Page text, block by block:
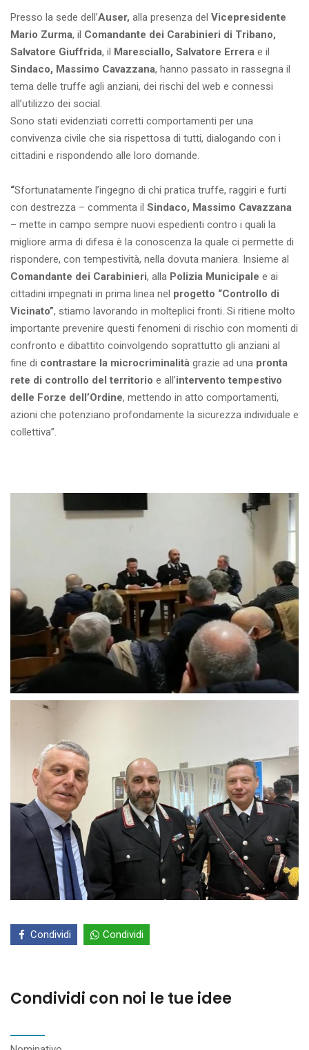
Presso la sede dell’Auser, alla presenza del Vicepresidente
Mario Zurma, il Comandante dei Carabinieri di Tribano,
Salvatore Giuffrida, il Maresciallo, Salvatore Errera e il
Sindaco, Massimo Cavazzana, hanno passato in rassegna il
tema delle truffe agli anziani, dei rischi del web e connessi
all’utilizzo dei social.
Sono stati evidenziati corretti comportamenti per una
convivenza civile che sia rispettosa di tutti, dialogando con i
cittadini e rispondendo alle loro domande.
“Sfortunatamente l’ingegno di chi pratica truffe, raggiri e furti
con destrezza – commenta il Sindaco, Massimo Cavazzana
– mette in campo sempre nuovi espedienti contro i quali la
migliore arma di difesa è la conoscenza la quale ci permette di
rispondere, con tempestività, nella dovuta maniera. Insieme al
Comandante dei Carabinieri, alla Polizia Municipale e ai
cittadini impegnati in prima linea nel progetto “Controllo di
Vicinato”, stiamo lavorando in molteplici fronti. Si ritiene molto
importante prevenire questi fenomeni di rischio con momenti di
confronto e dibattito coinvolgendo soprattutto gli anziani al
fine di contrastare la microcriminalità grazie ad una pronta
rete di controllo del territorio e all’intervento tempestivo
delle Forze dell’Ordine, mettendo in atto comportamenti,
azioni che potenziano profondamente la sicurezza individuale e
collettiva”.
Condividi Condividi
Condividi con noi le tue idee